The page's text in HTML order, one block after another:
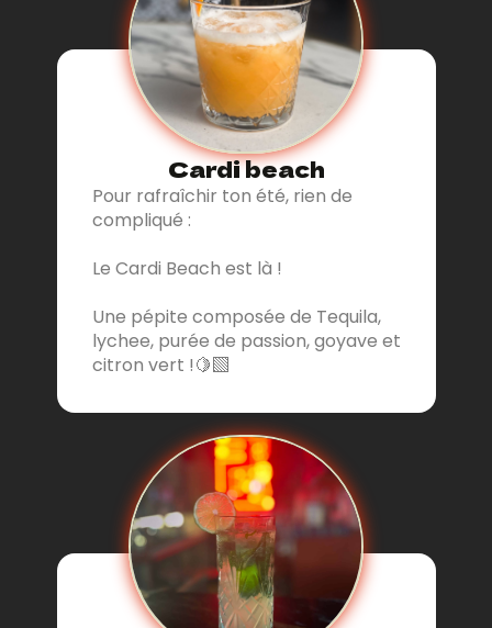
Cardi beach
Pour rafraîchir ton été, rien de
compliqué :
Le Cardi Beach est là !
Une pépite composée de Tequila,
lychee, purée de passion, goyave et
citron vert !🍋‍🟩